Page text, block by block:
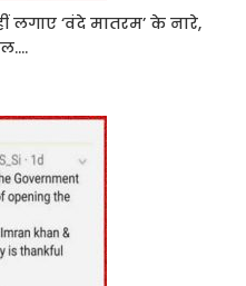
लगाए ‘वंदे मातरम’ के नारे,